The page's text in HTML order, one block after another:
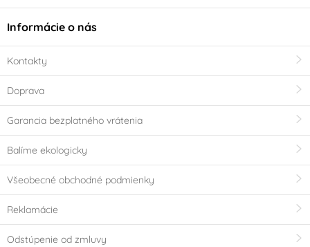
Informácie o nás
Kontakty
Doprava
Garancia bezplatného vrátenia
Balíme ekologicky
Všeobecné obchodné podmienky
Reklamácie
Odstúpenie od zmluvy